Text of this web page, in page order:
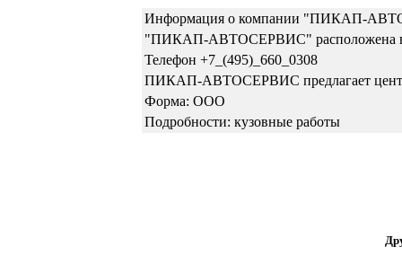
Информация о компании "ПИКАП-
"ПИКАП-АВТОСЕРВИС" расположена в
Телефон +7_(495)_660_0308
ПИКАП-АВТОСЕРВИС предлагает
Форма: ООО
Подробности: кузовные работы